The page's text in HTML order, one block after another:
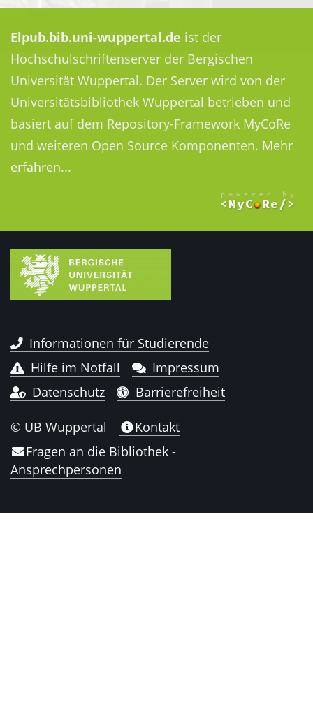
Elpub.bib.uni-wuppertal.de ist der
Hochschulschriftenserver der Bergischen
Universität Wuppertal. Der Server wird von der
Universitätsbibliothek Wuppertal betrieben und
basiert auf dem Repository-Framework MyCoRe
und weiteren Open Source Komponenten. Mehr
erfahren...
Informationen für Studierende
Hilfe im Notfall
Impressum
Datenschutz
Barrierefreiheit
© UB Wuppertal
Kontakt
Fragen an die Bibliothek -
Ansprechpersonen